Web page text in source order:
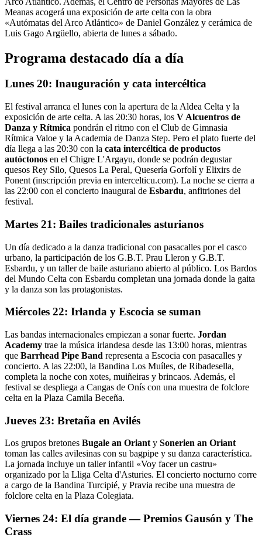
Meanas acogerá una exposición de arte celta con la obra
«Autómatas del Arco Atlántico» de Daniel González y cerámica de
Luis Gago Argüello, abierta de lunes a sábado.
Programa destacado día a día
Lunes 20: Inauguración y cata intercéltica
El festival arranca el lunes con la apertura de la Aldea Celta y la
exposición de arte celta. A las 20:30 horas, los V Alcuentros de
Danza y Rítmica pondrán el ritmo con el Club de Gimnasia
Rítmica Valoe y la Academia de Danza Step. Pero el plato fuerte del
día llega a las 20:30 con la cata intercéltica de productos
autóctonos en el Chigre L'Argayu, donde se podrán degustar
quesos Rey Silo, Quesos La Peral, Quesería Gorfolí y Elixirs de
Ponent (inscripción previa en intercelticu.com). La noche se cierra a
las 22:00 con el concierto inaugural de Esbardu, anfitriones del
festival.
Martes 21: Bailes tradicionales asturianos
Un día dedicado a la danza tradicional con pasacalles por el casco
urbano, la participación de los G.B.T. Prau Lleron y G.B.T.
Esbardu, y un taller de baile asturiano abierto al público. Los Bardos
del Mundo Celta con Esbardu completan una jornada donde la gaita
y la danza son las protagonistas.
Miércoles 22: Irlanda y Escocia se suman
Las bandas internacionales empiezan a sonar fuerte. Jordan
Academy trae la música irlandesa desde las 13:00 horas, mientras
que Barrhead Pipe Band representa a Escocia con pasacalles y
concierto. A las 22:00, la Bandina Los Muíles, de Ribadesella,
completa la noche con xotes, muiñeiras y brincaos. Además, el
festival se despliega a Cangas de Onís con una muestra de folclore
celta en la Plaza Camila Beceña.
Jueves 23: Bretaña en Avilés
Los grupos bretones Bugale an Orianty Sonerien an Oriant
toman las calles avilesinas con su bagpipe y su danza característica.
La jornada incluye un taller infantil «Voy facer un castru»
organizado por la Lliga Celta d'Asturies. El concierto nocturno corre
a cargo de la Bandina Turcipié, y Pravia recibe una muestra de
folclore celta en la Plaza Colegiata.
Viernes 24: El día grande — Premios Gausón y The
Crass